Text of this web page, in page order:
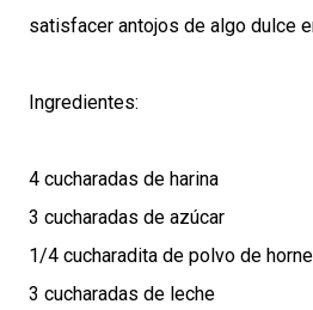
satisfacer antojos de algo dulce
Ingredientes:
4 cucharadas de harina
3 cucharadas de azúcar
1/4 cucharadita de polvo de
3 cucharadas de leche